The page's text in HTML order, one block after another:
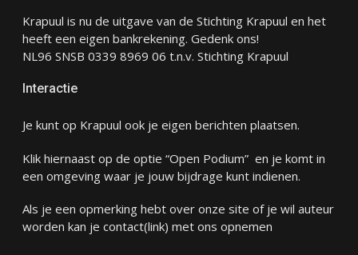
Krapuul is nu de uitgave van de Stichting Krapuul en het
heeft een eigen bankrekening. Gedenk ons!
NL96 SNSB 0339 8969 06 t.n.v. Stichting Krapuul
Interactie
Je kunt op Krapuul ook je eigen berichten plaatsen.
Klik hiernaast op de optie “Open Podium” en je komt in
een omgeving waar je jouw bijdrage kunt indienen.
Als je een opmerking hebt over onze site of je wil auteur
worden kan je contact(link) met ons opnemen